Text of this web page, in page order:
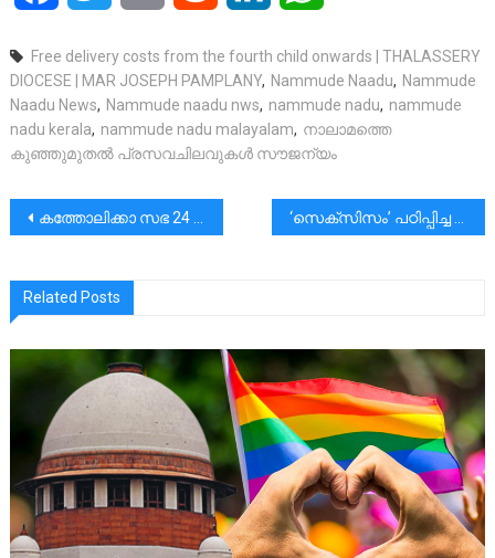
Free delivery costs from the fourth child onwards | THALASSERY
DIOCESE | MAR JOSEPH PAMPLANY, Nammude Naadu, Nammude
Naadu News, Nammude naadu nws, nammude nadu, nammude
nadu kerala, nammude nadu malayalam, നാലാമത്തെ
കുഞ്ഞുമുതല്‍ പ്രസവചിലവുകള്‍ സൗജന്യം
പോസ്റ്റുകളിലൂടെ
കത്തോലിക്കാ സഭ 24 സ്വയംഭരണ സഭകളുടെ ഒരു കൂട്ടായ്മയാണ്. ഓരോന്നിനും അതിന്റേതായ വ്യത്യസ്തമായ ആരാധനാക്രമ, ദൈവശാസ്ത്ര, കാനോനിക്കൽ പാരമ്പര്യങ്ങളുണ്ട്.
Related Posts